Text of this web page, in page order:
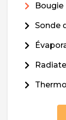
Bougie
Sonde